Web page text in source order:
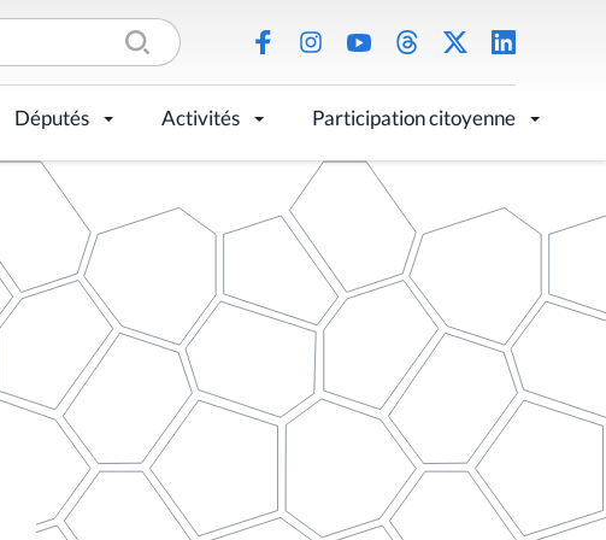
Députés Activités Participation citoyenne